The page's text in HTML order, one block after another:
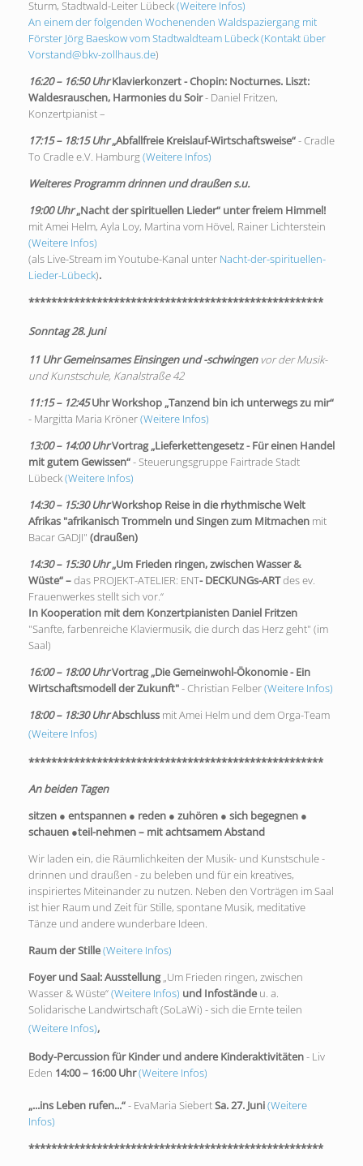
Sturm, Stadtwald-Leiter Lübeck(Weitere Infos)
An einem der folgenden Wochenenden Waldspaziergang mit
Förster Jörg Baeskow vom Stadtwaldteam Lübeck (Kontakt über
Vorstand@bkv-zollhaus.de)
16:20 – 16:50 Uhr Klavierkonzert - Chopin: Nocturnes. Liszt:
Waldesrauschen, Harmonies du Soir- Daniel Fritzen,
Konzertpianist –
17:15 – 18:15 Uhr „Abfallfreie Kreislauf-Wirtschaftsweise“- Cradle
To Cradle e.V. Hamburg(Weitere Infos)
Weiteres Programm drinnen und draußen s.u.
19:00 Uhr „Nacht der spirituellen Lieder“ unter freiem Himmel!
mit Amei Helm, Ayla Loy, Martina vom Hövel, Rainer Lichterstein
(Weitere Infos)
(als Live-Stream im Youtube-Kanal unter Nacht-der-spirituellen-
Lieder-Lübeck).
****************************************************
Sonntag 28. Juni
11 UhrGemeinsames Einsingen und -schwingenvor der Musik-
und Kunstschule, Kanalstraße 42
11:15 – 12:45UhrWorkshop „Tanzend bin ich unterwegs zu mir“
- Margitta Maria Kröner(Weitere Infos)
13:00 – 14:00 UhrVortrag „Lieferkettengesetz - Für einen Handel
mit gutem Gewissen“- Steuerungsgruppe Fairtrade Stadt
Lübeck(Weitere Infos)
14:30 – 15:30 UhrWorkshop Reise in die rhythmische Welt
Afrikas "afrikanisch Trommeln und Singen zum Mitmachen mit
Bacar GADJI" (draußen)
14:30 – 15:30 Uhr „Um Frieden ringen, zwischen Wasser &
Wüste“ –das PROJEKT-ATELIER: ENT- DECKUNGs-ARTdes ev.
Frauenwerkes stellt sich vor.“
In Kooperation mit dem Konzertpianisten Daniel Fritzen
"Sanfte, farbenreiche Klaviermusik, die durch das Herz geht" (im
Saal)
16:00 – 18:00 UhrVortrag „Die Gemeinwohl-Ökonomie - Ein
Wirtschaftsmodell der Zukunft"- Christian Felber(Weitere Infos)
18:00 – 18:30 UhrAbschluss mit Amei Helm und dem Orga-Team
(Weitere Infos)
****************************************************
An beiden Tagen
sitzen ● entspannen ● reden ● zuhören ● sich begegnen ●
schauen ●teil-nehmen – mit achtsamem Abstand
Wir laden ein, die Räumlichkeiten der Musik- und Kunstschule -
drinnen und draußen - zu beleben und für ein kreatives,
inspiriertes Miteinander zu nutzen. Neben den Vorträgen im Saal
ist hier Raum und Zeit für Stille, spontane Musik, meditative
Tänze und andere wunderbare Ideen.
Raum der Stille(Weitere Infos)
Foyer und Saal: Ausstellung„Um Frieden ringen, zwischen
Wasser & Wüste“(Weitere Infos) und Infostände u. a.
Solidarische Landwirtschaft (SoLaWi) - sich die Ernte teilen
(Weitere Infos),
Body-Percussion für Kinder und andere Kinderaktivitäten- Liv
Eden 14:00– 16:00 Uhr(Weitere Infos)
„...ins Leben rufen...“- EvaMaria SiebertSa. 27. Juni(Weitere
Infos)
****************************************************